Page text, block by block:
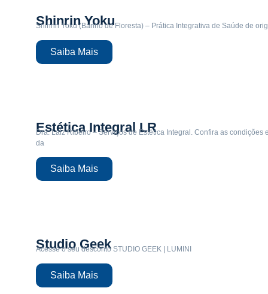
Shinrin Yoku
Shinrin Yoku (Banho de Floresta) – Prática Integrativa de Saúde de
Saiba Mais
Estética Integral LR
Dra. Laiz Ribeiro – Serviços de Estética Integral. Confira as
da
Saiba Mais
Studio Geek
Acesse o seu desconto STUDIO GEEK | LUMINI
Saiba Mais